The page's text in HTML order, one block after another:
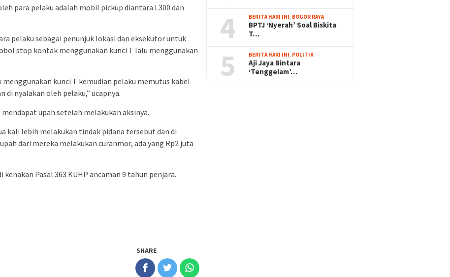
para pelaku adalah mobil pickup diantara L300 dan
pelaku sebagai penunjuk lokasi dan eksekutor untuk
stop kontak menggunakan kunci T lalu menggunakan
kunci T kemudian pelaku memutus kabel
di nyalakan oleh pelaku,” ucapnya.
upah setelah melakukan aksinya.
kali lebih melakukan tindak pidana tersebut dan di
dari mereka melakukan curanmor, ada yang Rp2 juta
Pasal 363 KUHP ancaman 9 tahun penjara.
SHARE
4 BERITA HARI INI, BOGOR RAYA
BPTJ ‘Nyerah’ Soal Biskita
T…
5 BERITA HARI INI, POLITIK
Aji Jaya Bintara
‘Tenggelam’…